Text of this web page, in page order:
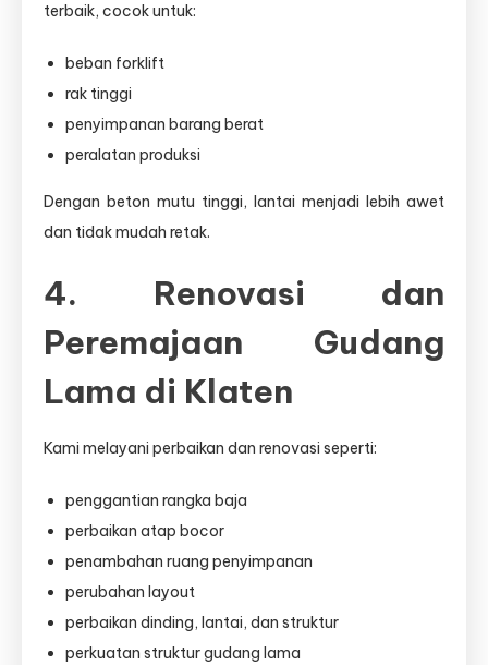
terbaik, cocok untuk:
beban forklift
rak tinggi
penyimpanan barang berat
peralatan produksi
Dengan beton mutu tinggi, lantai menjadi lebih awet
dan tidak mudah retak.
4. Renovasi dan
Peremajaan Gudang
Lama di Klaten
Kami melayani perbaikan dan renovasi seperti:
penggantian rangka baja
perbaikan atap bocor
penambahan ruang penyimpanan
perubahan layout
perbaikan dinding, lantai, dan struktur
perkuatan struktur gudang lama